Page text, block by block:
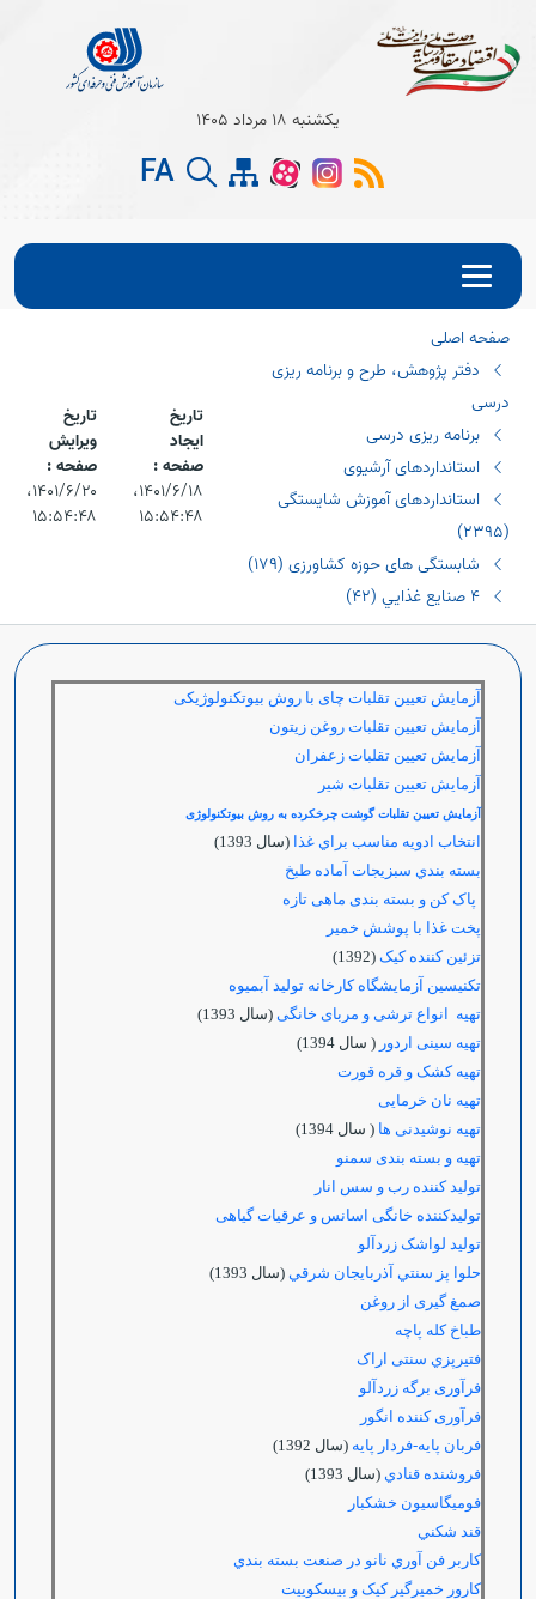
Open
یکشنبه 18 مرداد 1405
FA
صفحه اصلی
دفتر پژوهش، طرح و برنامه ریزی
درسی
برنامه ریزی درسی
استانداردهای آرشیوی
استانداردهای آموزش شایستگی
(٢٣٩٥)
شابستگی های حوزه کشاورزی (١٧٩)
٤ صنايع غذايي (٤٢)
تاریخ
ایجاد
صفحه :
۱۴۰۱/۶/۱۸،‏
۱۵:۵۴:۴۸
تاریخ
ویرایش
صفحه :
۱۴۰۱/۶/۲۰،‏
۱۵:۵۴:۴۸
آزمایش تعیین تقلبات چای با روش بیوتکنولوژیکی
آزمایش تعیین تقلبات روغن زیتون
آزمایش تعیین تقلبات زعفران
آزمایش تعیین تقلبات شیر
آزمایش تعیین تقلبات گوشت چرخکرده به روش بیوتکنولوژی
انتخاب ادويه مناسب براي غذا (سال 1393)
بسته بندي سبزيجات آماده طبخ
پاک کن و بسته بندی ماهی تازه
پخت غذا با پوشش خمیر
تزئین کننده کیک (1392)
تکنیسین آزمایشگاه کارخانه تولید آبمیوه
تهیه انواع ترشی و مربای خانگی (سال 1393)
تهیه سینی اردور ( سال 1394)
تهیه کشک و قره قورت
تهیه نان خرمایی
تهیه نوشیدنی ها ( سال 1394)
تهیه و بسته بندی سمنو
توليد كننده رب و سس انار
تولیدکننده خانگی اسانس و عرقیات گیاهی
تولید لواشک زردآلو
حلوا پز سنتي آذربايجان شرقي (سال 1393)
صمغ گیری از روغن
طباخ كله پاچه
فتيرپزي سنتی اراک
فرآوری برگه زردآلو
فرآوری کننده انگور
فربان پایه-فردار پایه (سال 1392)
فروشنده قنادي (سال 1393)
فومیگاسیون خشکبار
قند شكني
كاربر فن آوري نانو در صنعت بسته بندي
کارور خمیرگیر کیک و بیسکوییت